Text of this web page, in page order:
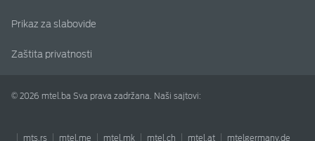
Prikaz za slabovide
Zaštita privatnosti
© 2026 mtel.ba Sva prava zadržana. Naši sajtovi:
mts.rs mtel.me mtel.mk mtel.ch mtel.at mtelgermany.de